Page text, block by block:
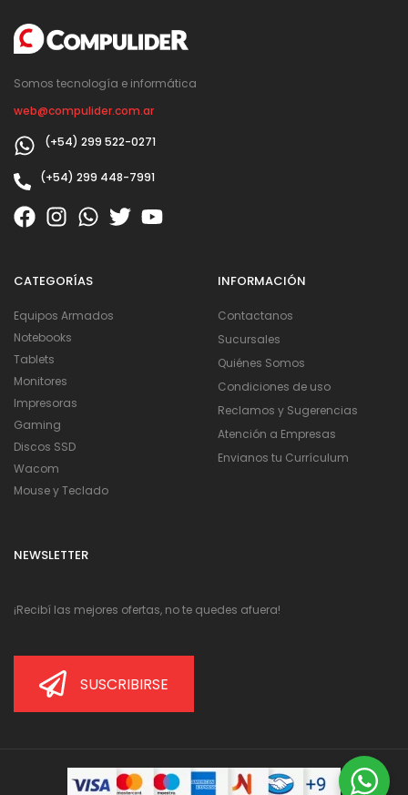
Somos tecnología e informática
web@compulider.com.ar
(+54) 299 522-0271
(+54) 299 448-7991
CATEGORÍAS
Equipos Armados
Notebooks
Tablets
Monitores
Impresoras
Gaming
Discos SSD
Wacom
Mouse y Teclado
INFORMACIÓN
Contactanos
Sucursales
Quiénes Somos
Condiciones de uso
Reclamos y Sugerencias
Atención a Empresas
Envianos tu Currículum
NEWSLETTER
¡Recibí las mejores ofertas, no te quedes afuera!
SUSCRIBIRSE